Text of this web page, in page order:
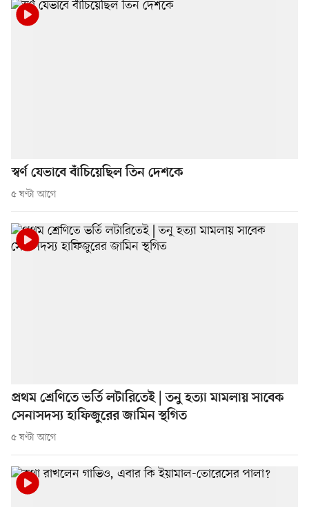
স্বর্ণ যেভাবে বাঁচিয়েছিল তিন দেশকে
৫ ঘণ্টা আগে
প্রথম শ্রেণিতে ভর্তি লটারিতেই | তনু হত্যা মামলায় সাবেক
সেনাসদস্য হাফিজুরের জামিন স্থগিত
৫ ঘণ্টা আগে